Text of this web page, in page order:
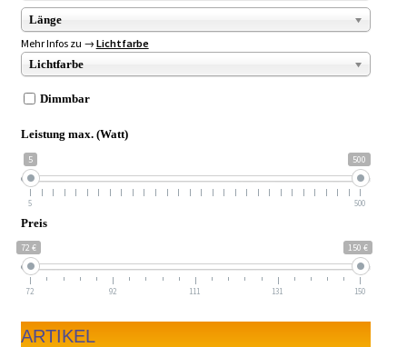
Länge
Mehr Infos zu → Lichtfarbe
Lichtfarbe
Dimmbar
Leistung max. (Watt)
5 500
5 500
Preis
72 € 150 €
72 92 111 131 150
ARTIKEL